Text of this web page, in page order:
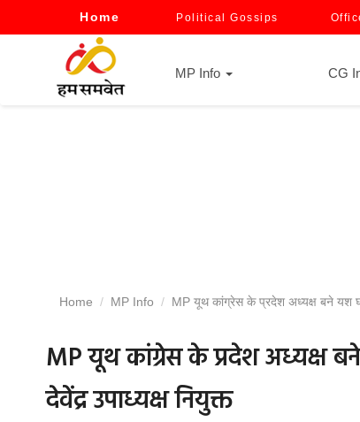
Home Political Gossips
MP Info CG
Home MP Info MP यूथ कांग्रेस के प्रदेश अध्यक्ष बने यश
MP यूथ कांग्रेस के प्रदेश अध्यक्ष
देवेंद्र उपाध्यक्ष नियुक्त